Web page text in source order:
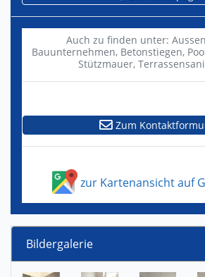
Auch zu finden unter:
Bauunternehmen, Betonstiegen,
Stützmauer,
Zum
zur Kartenansicht auf
Bildergalerie